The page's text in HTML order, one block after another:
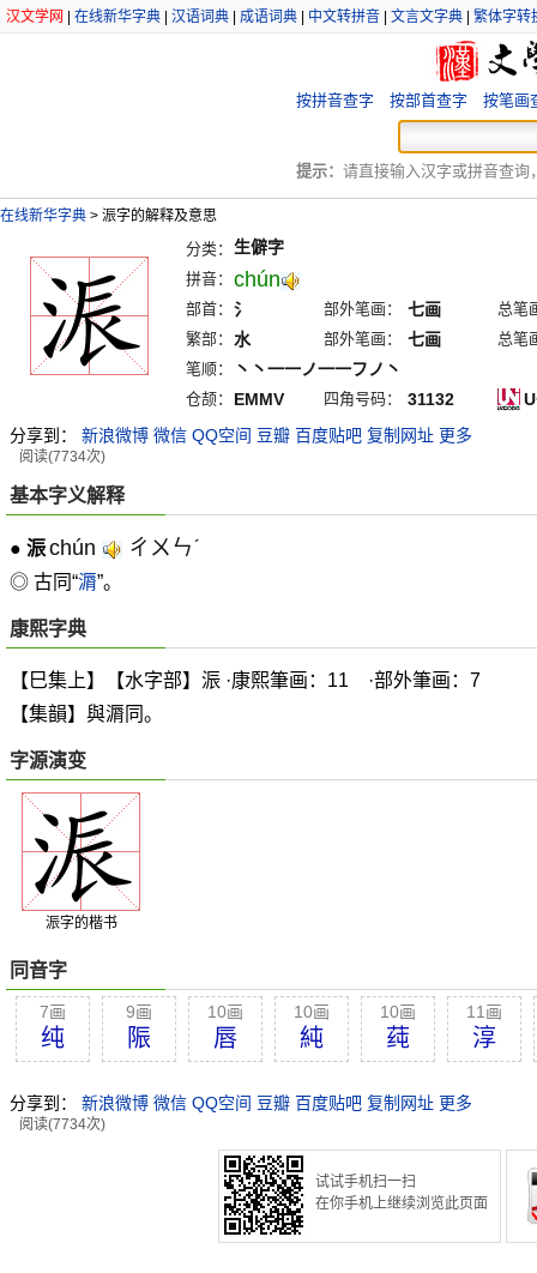
汉文学网 在线新华字典 汉语词典 成语词典 中文转拼音 文言文字典 繁体字转
按拼音查字 按部首查字 按笔画
提示： 请直接输入汉字或拼音查询
在线新华字典 > 浱字的解释及意思
分类： 生僻字
拼音： chún
部首： 氵 部外笔画： 七画
总笔
繁部：
水 部外笔画： 七画
总笔
笔顺：
丶丶一一ノ一一フノ丶
仓颉： EMMV 四角号码： 31132
分享到：
新浪微博 微信 QQ空间 豆瓣 百度贴吧 复制网址 更多
阅读(7734次)
基本字义解释
● 浱chún ㄔㄨㄣˊ
◎ 古同“漘”。
康熙字典
【巳集上】【水字部】浱 ·康熙筆画：11 ·部外筆画：7
【集韻】與漘同。
字源演变
浱字的楷书
同音字
7画
纯
9画
陙
10画
唇
10画
純
10画
莼
11画
淳
分享到： 新浪微博 微信 QQ空间 豆瓣 百度贴吧 复制网址 更多
阅读(7734次)
试试手机扫一扫
在你手机上继续浏览此页面